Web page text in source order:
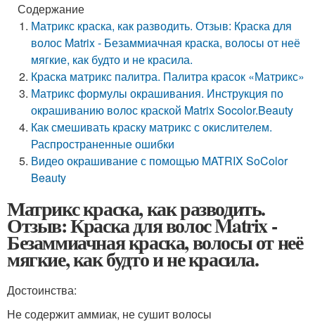
Содержание
Матрикс краска, как разводить. Отзыв: Краска для
волос Matrix - Безаммиачная краска, волосы от неё
мягкие, как будто и не красила.
Краска матрикс палитра. Палитра красок «Матрикс»
Матрикс формулы окрашивания. Инструкция по
окрашиванию волос краской Matrix Socolor.Beauty
Как смешивать краску матрикс с окислителем.
Распространенные ошибки
Видео окрашивание с помощью MATRIX SoColor
Beauty
Матрикс краска, как разводить.
Отзыв: Краска для волос Matrix -
Безаммиачная краска, волосы от неё
мягкие, как будто и не красила.
Достоинства:
Не содержит аммиак, не сушит волосы